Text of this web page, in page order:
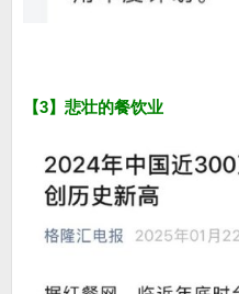
【3】悲壮的餐饮业